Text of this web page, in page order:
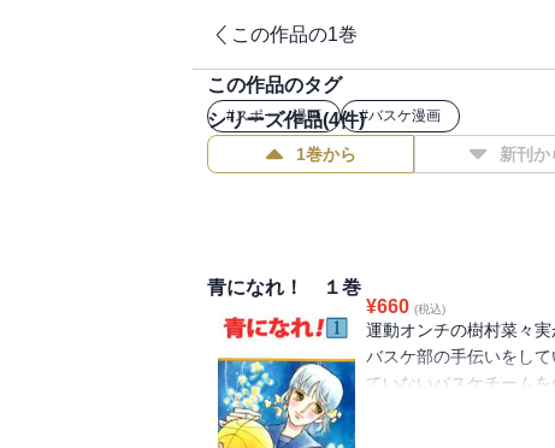
この作品の1巻
この作品のタグ
#スポーツ漫画 #バスケ漫画
シリーズ作品(4件)
1巻から 新刊か
青になれ！ １巻
¥660 (税込)
運動オンチの樹村菜々
バスケ部の手伝いをし
ていないバスケチーム
っていさかいが起こる